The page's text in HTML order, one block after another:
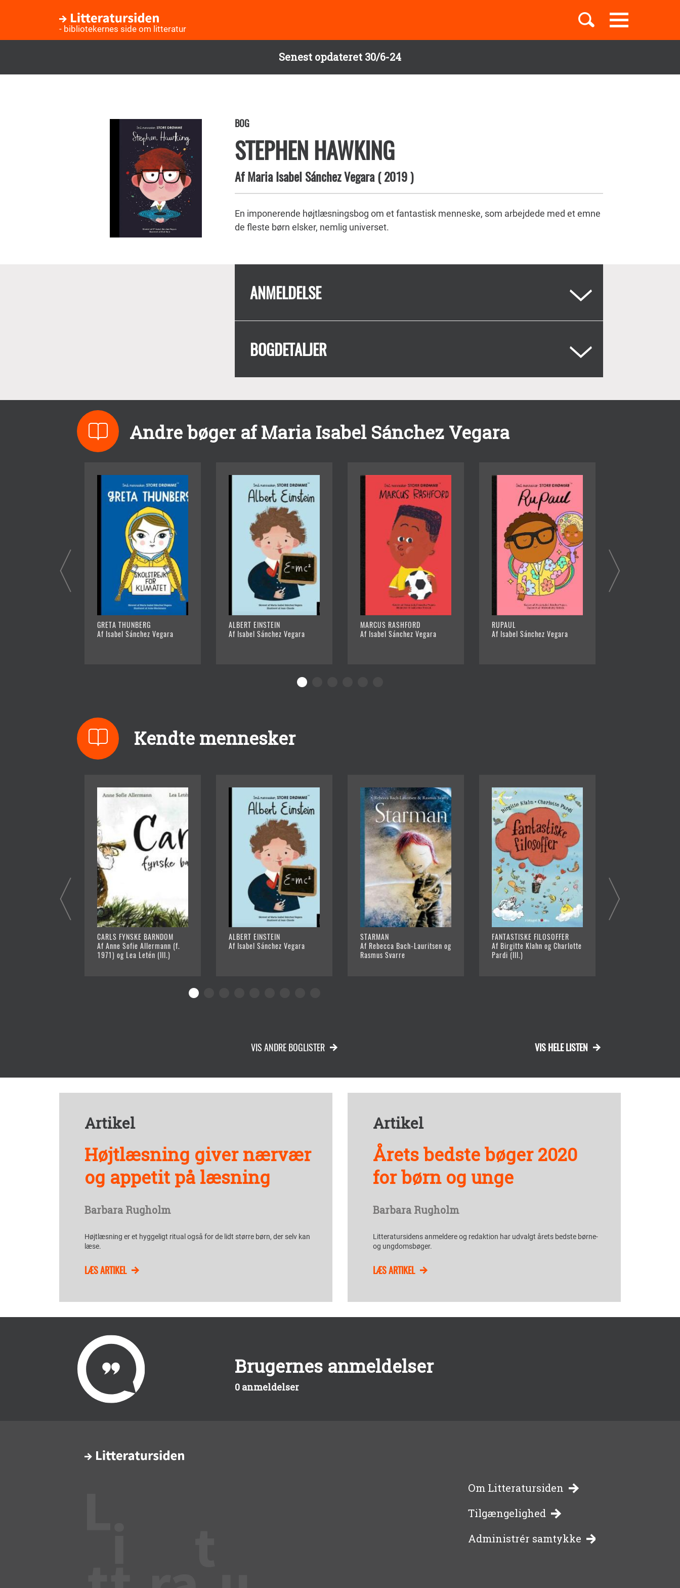
Senest opdateret 30/6-24
Toggle
navigation
- bibliotekernes side om litteratur
Børnebøger
Temaer
BOG
STEPHEN HAWKING
AfMaria Isabel Sánchez Vegara(2019)
En imponerende højtlæsningsbog om et fantastisk menneske, som arbejdede med et emne
de fleste børn elsker, nemlig universet.
ANMELDELSE
BOGDETALJER
Andre bøger af Maria Isabel Sánchez Vegara
GRETA THUNBERG
Af Isabel Sánchez Vegara
ALBERT EINSTEIN
Af Isabel Sánchez Vegara
MARCUS RASHFORD
Af Isabel Sánchez Vegara
RUPAUL
Af Isabel Sánchez Vegara
Kendte mennesker
CARLS FYNSKE BARNDOM
Af Anne Sofie Allermann (f.
1971) og Lea Letén (Ill.)
ALBERT EINSTEIN
Af Isabel Sánchez Vegara
STARMAN
Af Rebecca Bach-Lauritsen og
Rasmus Svarre
FANTASTISKE FILOSOFFER
Af Birgitte Klahn og Charlotte
Pardi (Ill.)
VIS HELE LISTEN
VIS ANDRE BOGLISTER
Artikel
Højtlæsning giver nærvær
og appetit på læsning
Barbara Rugholm
Højtlæsning er et hyggeligt ritual også for de lidt større børn, der selv kan
læse.
LÆS ARTIKEL
Artikel
Årets bedste bøger 2020
for børn og unge
Barbara Rugholm
Litteratursidens anmeldere og redaktion har udvalgt årets bedste børne-
og ungdomsbøger.
LÆS ARTIKEL
Brugernes anmeldelser
0 anmeldelser
-
bibliotekernes
Om Litteratursiden
Tilgængelighed
Administrér samtykke